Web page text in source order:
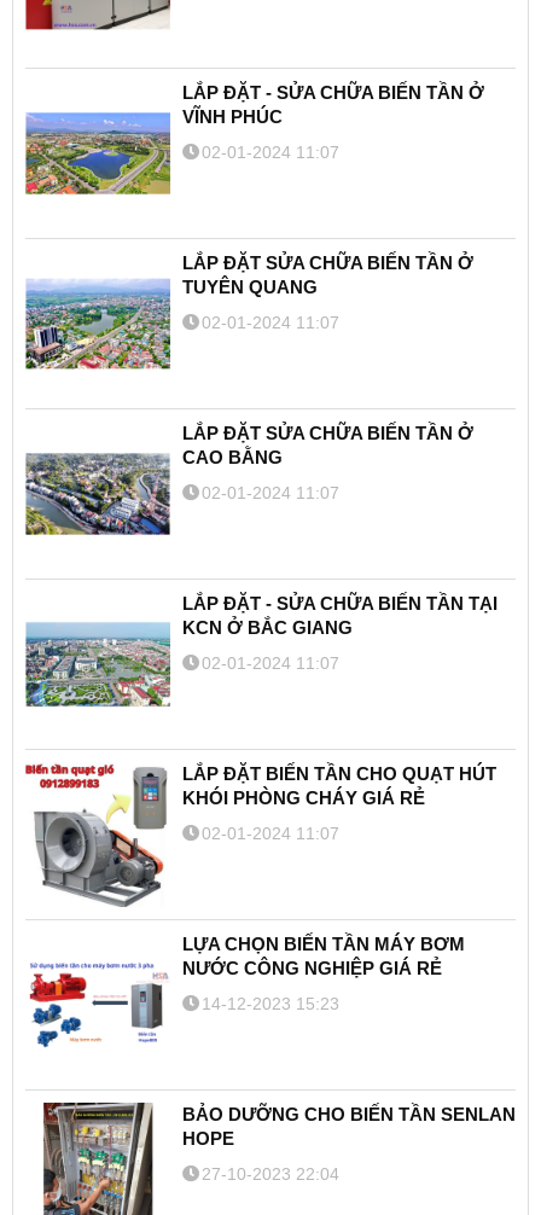
LẮP ĐẶT - SỬA CHỮA BIẾN TẦN Ở
VĨNH PHÚC
02-01-2024 11:07
LẮP ĐẶT SỬA CHỮA BIẾN TẦN Ở
TUYÊN QUANG
02-01-2024 11:07
LẮP ĐẶT SỬA CHỮA BIẾN TẦN Ở
CAO BẰNG
02-01-2024 11:07
LẮP ĐẶT - SỬA CHỮA BIẾN TẦN TẠI
KCN Ở BẮC GIANG
02-01-2024 11:07
LẮP ĐẶT BIẾN TẦN CHO QUẠT HÚT
KHÓI PHÒNG CHÁY GIÁ RẺ
02-01-2024 11:07
LỰA CHỌN BIẾN TẦN MÁY BƠM
NƯỚC CÔNG NGHIỆP GIÁ RẺ
14-12-2023 15:23
BẢO DƯỠNG CHO BIẾN TẦN SENLAN
HOPE
27-10-2023 22:04